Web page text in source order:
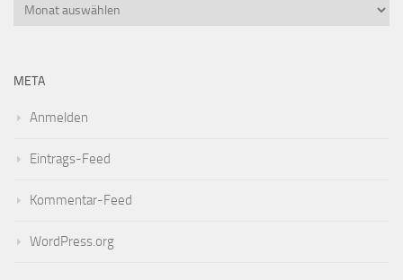
META
Anmelden
Eintrags-Feed
Kommentar-Feed
WordPress.org